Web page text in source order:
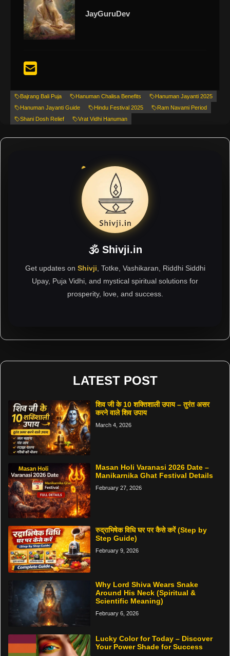
JayGuruDev
Bajrang Bali Puja Hanuman Chalisa Benefits
Hanuman Jayanti 2025
Hanuman Jayanti Guide
Hindu Festival 2025
Ram Navami Period
Shani Dosh Relief
Vrat Vidhi Hanuman
🕉 Shivji.in
Get updates on Shivji, Totke, Vashikaran, Riddhi Siddhi
Upay, Puja Vidhi, and mystical spiritual solutions for
prosperity, love, and success.
LATEST POST
शिव जी के 10 शक्तिशाली उपाय – तुरंत असर
करने वाले शिव उपाय
March 4, 2026
Masan Holi Varanasi 2026 Date –
Manikarnika Ghat Festival Details
February 27, 2026
रुद्राभिषेक विधि घर पर कैसे करें (Step by
Step Guide)
February 9, 2026
Why Lord Shiva Wears Snake
Around His Neck (Spiritual &
Scientific Meaning)
February 6, 2026
Lucky Color for Today – Discover
Your Power Shade for Success